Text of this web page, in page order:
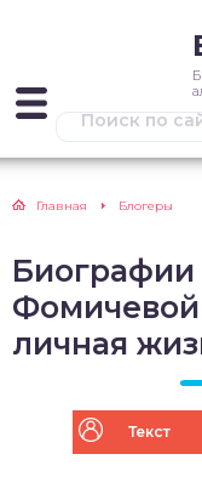
Главная Блогеры
Фомичевой
личная
Текст